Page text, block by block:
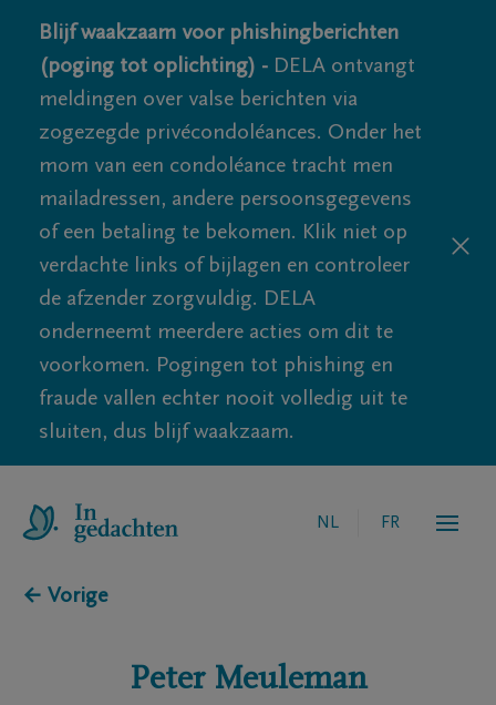
Blijf waakzaam voor phishingberichten
(poging tot oplichting) - DELA ontvangt
meldingen over valse berichten via
zogezegde privécondoléances. Onder het
mom van een condoléance tracht men
mailadressen, andere persoonsgegevens
of een betaling te bekomen. Klik niet op
verdachte links of bijlagen en controleer
de afzender zorgvuldig. DELA
onderneemt meerdere acties om dit te
voorkomen. Pogingen tot phishing en
fraude vallen echter nooit volledig uit te
sluiten, dus blijf waakzaam.
NL FR
← Vorige
Peter Meuleman